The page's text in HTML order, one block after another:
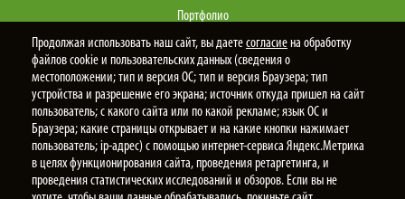
Портфолио
Статьи
Контакты
Политика конфиденциальности
© 2025Новый Сад
Продолжая использовать наш сайт, вы даетесогласиена обработку
файлов cookie и пользовательских данных (сведения о
местоположении; тип и версия ОС; тип и версия Браузера; тип
устройства и разрешение его экрана; источник откуда пришел на сайт
пользователь; с какого сайта или по какой рекламе; язык ОС и
Браузера; какие страницы открывает и на какие кнопки нажимает
пользователь; ip-адрес) с помощью интернет-сервиса Яндекс.Метрика
в целях функционирования сайта, проведения ретаргетинга, и
проведения статистических исследований и обзоров. Если вы не